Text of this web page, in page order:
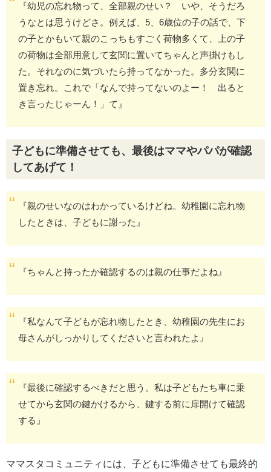
『幼児の忘れ物って、全部親のせい？ いや、そうだろ
うなとは思うけどさ。例えば、5、6歳位の子の話で、下
の子とかもいて親のこっちもすごく荷物多くて、上の子
の荷物は全部用意して玄関に置いてちゃんと声掛けもし
た。それなのに気づいたら持ってなかった。多分玄関に
置き忘れ。これで「なんで持ってないのよー！ 出ると
き言ったじゃーん！」て』
子どもに準備させても、最後はママやパパが確認
してあげて！
『親のせいなのはわかっているけどね。幼稚園に忘れ物
したときは、子どもに謝った』
『ちゃんと持ったか確認するのは親の仕事だよね』
『私なんて子どもが忘れ物したとき、幼稚園の先生にお
母さんがしっかりしてくださいと言われたよ』
『最後に確認するべきだと思う。私は子どもたち車に乗
せてから玄関の鍵かけるから、鍵する前に扉開けて確認
する』
ママスタコミュニティには、子どもに準備させても最終的